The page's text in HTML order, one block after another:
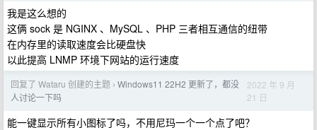
我是这么想的
这俩 sock 是 NGINX 、MySQL 、PHP 三者相互通信的纽带
在内存里的读取速度会比硬盘快
以此提高 LNMP 环境下网站的运行速度
回复了 Wataru 创建的主题 › Windows11 22H2 更新了，都没
人讨论一下吗
2022 年 9 月
21 日
能一键显示所有小图标了吗，不用尼玛一个一个点了吧？